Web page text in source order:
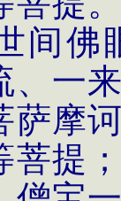
间佛
、一
萨摩
菩提